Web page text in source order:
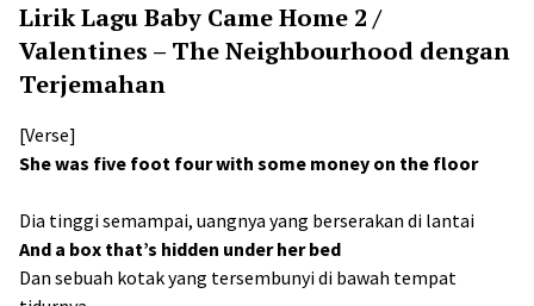
Lirik Lagu Baby Came Home 2 /
Valentines – The Neighbourhood dengan
Terjemahan
[Verse]
She was five foot four with some money on the floor
Dia tinggi semampai, uangnya yang berserakan di lantai
And a box that’s hidden under her bed
Dan sebuah kotak yang tersembunyi di bawah tempat